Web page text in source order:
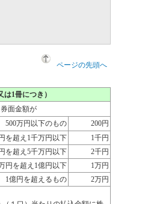
ページの先頭へ
は1冊につき）
面金額が
500万円以下のもの
200円
を超え1千万円以下
1千円
を超え5千万円以下
2千円
円を超え1億円以下
1万円
1億円を超えるもの
2万円